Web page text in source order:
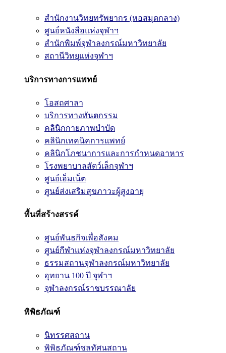
สำนักงานวิทยทรัพยากร (หอสมุดกลาง)
ศูนย์หนังสือแห่งจุฬาฯ
สำนักพิมพ์จุฬาลงกรณ์มหาวิทยาลัย
สถานีวิทยุแห่งจุฬาฯ
บริการทางการแพทย์
โอสถศาลา
บริการทางทันตกรรม
คลินิกกายภาพบำบัด
คลินิกเทคนิคการแพทย์
คลินิกโภชนาการและการกำหนดอาหาร
โรงพยาบาลสัตว์เล็กจุฬาฯ
ศูนย์เอ็มเน็ต
ศูนย์ส่งเสริมสุขภาวะผู้สูงอายุ
พื้นที่สร้างสรรค์
ศูนย์พันธกิจเพื่อสังคม
ศูนย์กีฬาแห่งจุฬาลงกรณ์มหาวิทยาลัย
ธรรมสถานจุฬาลงกรณ์มหาวิทยาลัย
อุทยาน 100 ปี จุฬาฯ
จุฬาลงกรณ์ราชบรรณาลัย
พิพิธภัณฑ์
นิทรรศสถาน
พิพิธภัณฑ์ชลทัศนสถาน